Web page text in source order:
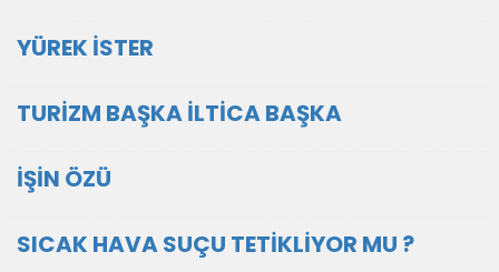
YÜREK İSTER
TURİZM BAŞKA İLTİCA BAŞKA
İŞİN ÖZÜ
SICAK HAVA SUÇU TETİKLİYOR MU ?